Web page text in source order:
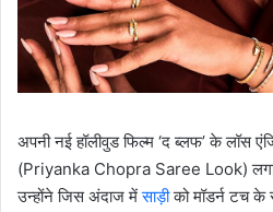
अपनी नई हॉलीवुड फिल्म ‘द ब्लफ’ के लॉस
(Priyanka Chopra Saree Look)
उन्होंने जिस अंदाज मेंसाड़ीको मॉडर्न टच